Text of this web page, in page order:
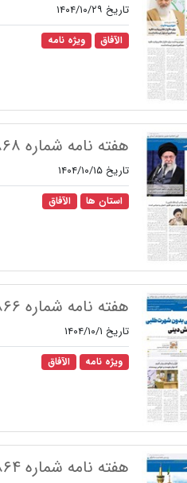
تاریخ ۱۴۰۴/۱۰/۲۹
الآفاق ویژه نامه
هفته نامه شماره ۸۶۸
تاریخ ۱۴۰۴/۱۰/۱۵
استان ها الآفاق
هفته نامه شماره ۸۶۶
تاریخ ۱۴۰۴/۱۰/۱
ویژه نامه الآفاق
هفته نامه شماره ۸۶۴